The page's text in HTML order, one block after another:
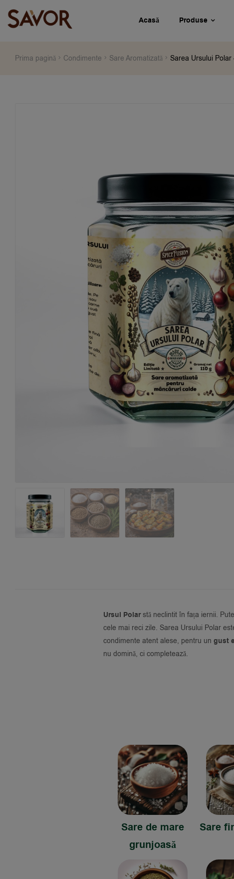
Acasă Produse
Prima pagină Condimente Sare Aromatizată Sarea Ursului
Ursul Polarstă neclintit în fața iernii.
cele mai reci zile. Sarea Ursului Polar
condimente atent alese, pentru un gust
nu domină, ci completează.
Sare de mare
grunjoasă
Sare